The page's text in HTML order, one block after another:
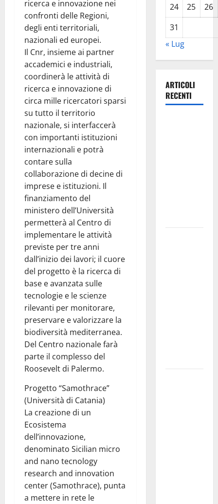
ricerca e innovazione nei
confronti delle Regioni,
degli enti territoriali,
nazionali ed europei.
Il Cnr, insieme ai partner
accademici e industriali,
coordinerà le attività di
ricerca e innovazione di
circa mille ricercatori sparsi
su tutto il territorio
nazionale, si interfaccerà
con importanti istituzioni
internazionali e potrà
contare sulla
collaborazione di decine di
imprese e istituzioni. Il
finanziamento del
ministero dell’Università
permetterà al Centro di
implementare le attività
previste per tre anni
dall’inizio dei lavori; il cuore
del progetto è la ricerca di
base e avanzata sulle
tecnologie e le scienze
rilevanti per monitorare,
preservare e valorizzare la
biodiversità mediterranea.
Del Centro nazionale farà
parte il complesso del
Roosevelt di Palermo.
Progetto “Samothrace”
(Università di Catania)
La creazione di un
Ecosistema
dell’innovazione,
denominato Sicilian micro
and nano tecnology
research and innovation
center (Samothrace), punta
a mettere in rete le
24 25
26
31
« Lug
ARTICOLI
RECENTI